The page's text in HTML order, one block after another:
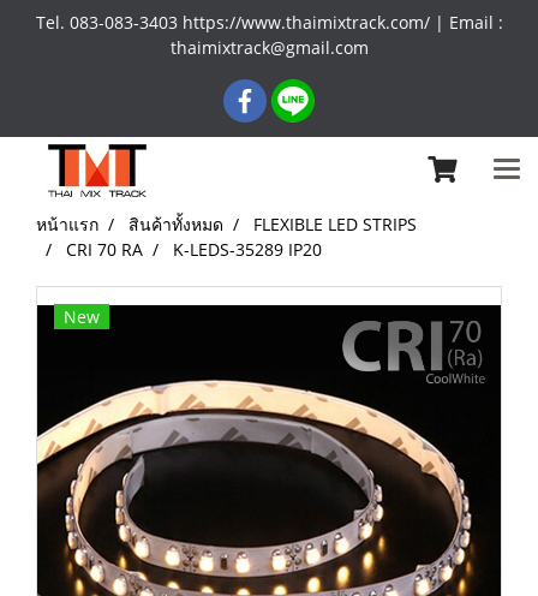
Tel. 083-083-3403 https://www.thaimixtrack.com/ | Email :
thaimixtrack@gmail.com
หน้าแรก สินค้าทั้งหมด
FLEXIBLE LED STRIPS
CRI 70 RA
K-LEDS-35289 IP20
New